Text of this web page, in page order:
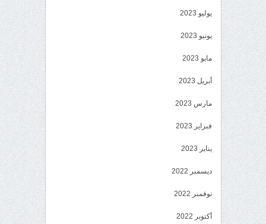
يوليو 2023
يونيو 2023
مايو 2023
أبريل 2023
مارس 2023
فبراير 2023
يناير 2023
ديسمبر 2022
نوفمبر 2022
أكتوبر 2022